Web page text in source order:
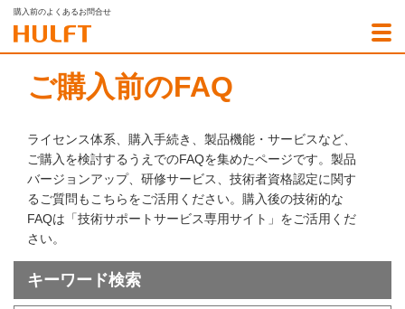
購入前のよくあるお問合せ
ご購入前のFAQ
ライセンス体系、購入手続き、製品機能・サービスなど、
ご購入を検討するうえでのFAQを集めたページです。製品
バージョンアップ、研修サービス、技術者資格認定に関す
るご質問もこちらをご活用ください。購入後の技術的な
FAQは「技術サポートサービス専用サイト」をご活用くだ
さい。
キーワード検索